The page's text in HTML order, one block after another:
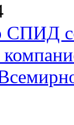
СПИД